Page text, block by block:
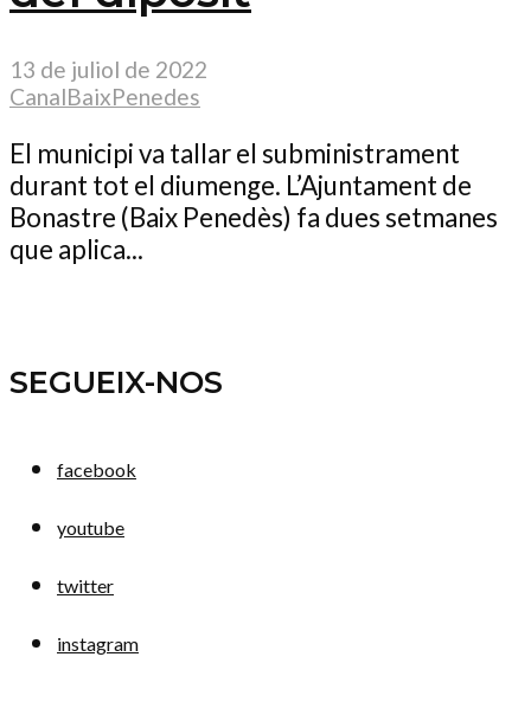
13 de juliol de 2022
CanalBaixPenedes
El municipi va tallar el subministrament
durant tot el diumenge. L’Ajuntament de
Bonastre (Baix Penedès) fa dues setmanes
que aplica...
SEGUEIX-NOS
facebook
youtube
twitter
instagram